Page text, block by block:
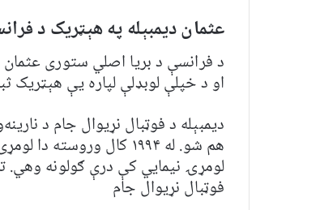
عثمان دیمبېله په هېټریک د
او د خپلې لوبډلې لپاره یې هېټریک
دیمبېله د فوټبال نړیوال جام د
هم شو. له ۱۹۹۴ کال
لومړۍ نیمایي کې درې ګولونه وهي.
فوټبال نړیوال جام